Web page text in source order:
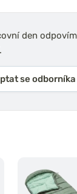
den
se odborníka